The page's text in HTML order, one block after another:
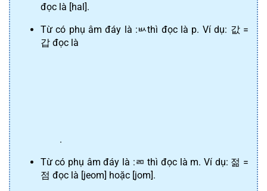
đọc là [hal].
Từ có phụ âm đáy là :ㅄthì đọc là p. Ví dụ: 값
갑
	.
Từ có phụ âm đáy là :ㄻ thì đọc là m. Ví dụ: 젊
점 đọc là [jeom] hoặc [jom].